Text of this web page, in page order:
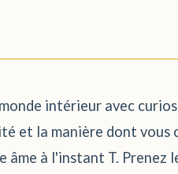
intérieur avec
et la manière dont vous
à l'instant T. Prenez